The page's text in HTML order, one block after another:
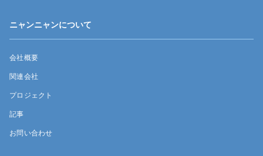
ニャンニャンについて
会社概要
関連会社
プロジェクト
記事
お問い合わせ